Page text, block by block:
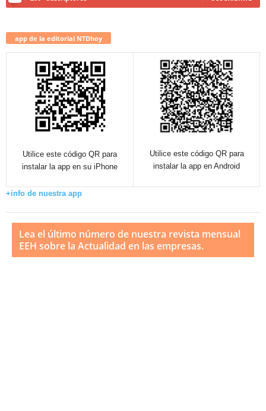
app de la editorial NTDhoy
Utilice este código QR para
instalar la app en su iPhone
Utilice este código QR para
instalar la app en Android
+info de nuestra app
Lea el último número de nuestra revista mensual
EEH sobre la Actualidad en las empresas.